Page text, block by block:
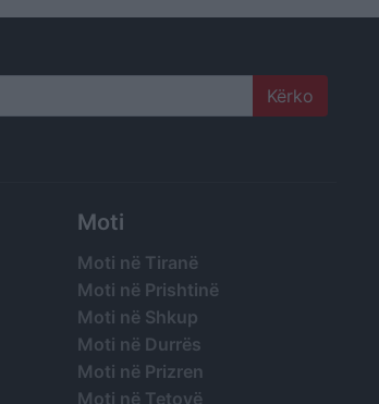
Moti
Moti në Tiranë
Moti në Prishtinë
Moti në Shkup
Moti në Durrës
Moti në Prizren
Moti në Tetovë